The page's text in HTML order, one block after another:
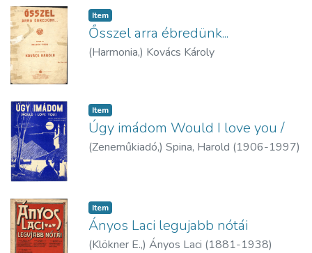
Item
Ősszel arra ébredünk...
(Harmonia,) Kovács Károly
Item
Úgy imádom Would I love you /
(Zeneműkiadó,) Spina, Harold (1906-1997)
Item
Ányos Laci legujabb nótái
(Klökner E.,) Ányos Laci (1881-1938)